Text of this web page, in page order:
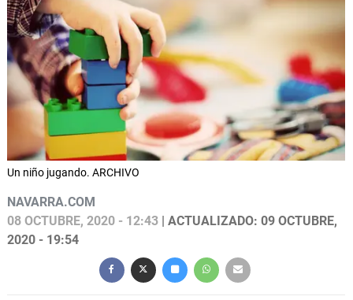
Un niño jugando. ARCHIVO
NAVARRA.COM
08 OCTUBRE, 2020 - 12:43 | ACTUALIZADO: 09 OCTUBRE,
2020 - 19:54